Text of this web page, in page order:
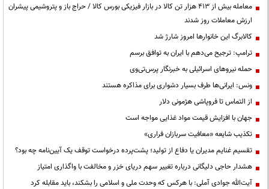
معامله بیش از ۴۱۳ هزار تن کالا در بازار فیزیکی بورس کالا / حراج باز و پتروشیمی پیشران
ارزش معاملات روز شدند
کالابرگ این خانوارها امروز شارژ شد
ترامپ: ترجیح می‌دهم با ایران به توافق برسم
حمله نیروهای اسرائیلی به خبرنگار پرس‌تی‌وی
ونس: ایرانی‌ها طرف بسیار دشواری برای مذاکره هستند
از التماس تا فروپاشی هژمونی دلار
جهان با افزایش قیمت مواد غذایی مواجه است
تکذیب شایعه «معافیت سربازان فراری»
تقسیم غنایم مدیران یا دفاع از تولید؛ پشت‌پرده درخواست توقف یک آیین‌نامه چه بود؟
هشدار حاجی دلیگانی درباره تغییر سهم دریای خزر و مخالفت با واگذاری امتیاز
آیت‌الله جوادی آملی: با هرکس که وحدت ملی و اسلامی را بشکند، باید مقابله کرد